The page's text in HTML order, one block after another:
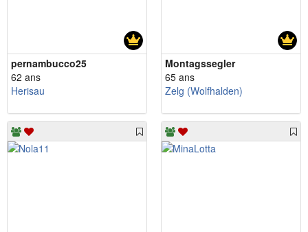
pernambucco25
62 ans
Herisau
Montagssegler
65 ans
Zelg (Wolfhalden)